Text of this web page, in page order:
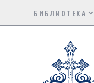
БИБЛИОТЕКА